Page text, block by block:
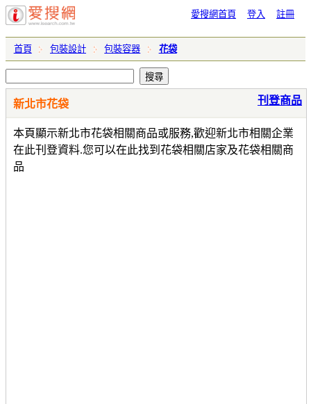
愛搜網首頁 登入 註冊
首頁 包裝設計 包裝容器 花袋
新北市花袋
本頁顯示新北市花袋相關商品或服務,歡迎新北市相關企業
在此刊登資料.您可以在此找到花袋相關店家及花袋相關商
品
刊登商品